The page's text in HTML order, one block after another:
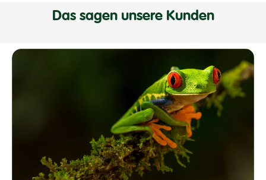
Das sagen unsere Kunden